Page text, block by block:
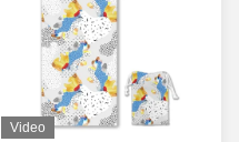
Video